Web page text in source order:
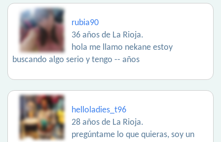
rubia90
36 años de La Rioja.
hola me llamo nekane estoy
buscando algo serio y tengo -- años
helloladies_t96
28 años de La Rioja.
pregúntame lo que quieras, soy un